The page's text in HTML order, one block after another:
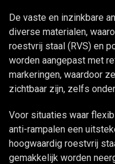
De vaste en inzinkbare
diverse materialen,
roestvrij staal (RVS) en
worden aangepast met
markeringen, waardoor
zichtbaar zijn, zelfs
Voor situaties waar
anti-rampalen een
hoogwaardig roestvrij
gemakkelijk worden